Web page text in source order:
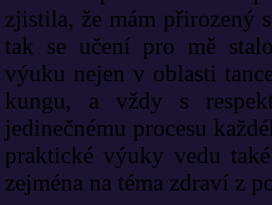
zjistila, že mám přirozený
tak se učení pro mě
výuku nejen v oblasti
kungu, a vždy s
jedinečnému procesu
praktické výuky vedu
zejména na téma zdraví z